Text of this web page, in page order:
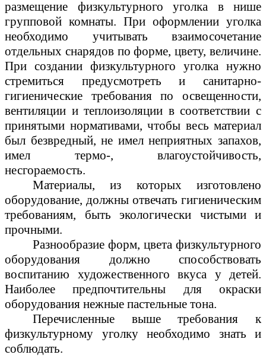
размещение физкультурного уголка в нише
групповой комнаты. При оформлении уголка
необходимо учитывать взаимосочетание
отдельных снарядов по форме, цвету, величине.
При создании физкультурного уголка нужно
стремиться предусмотреть и санитарно-
гигиенические требования по освещенности,
вентиляции и теплоизоляции в соответствии с
принятыми нормативами, чтобы весь материал
был безвредный, не имел неприятных запахов,
имел термо-, влагоустойчивость,
несгораемость.
Материалы, из которых изготовлено
оборудование, должны отвечать гигиеническим
требованиям, быть экологически чистыми и
прочными.
Разнообразие форм, цвета физкультурного
оборудования должно способствовать
воспитанию художественного вкуса у детей.
Наиболее предпочтительны для окраски
оборудования нежные пастельные тона.
Перечисленные выше требования к
физкультурному уголку необходимо знать и
соблюдать.